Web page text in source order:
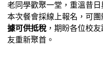
老同學歡聚一堂，重溫昔
本次餐會採線上報名，可團
據可供抵稅 ，期盼各位校
友重新聚首。